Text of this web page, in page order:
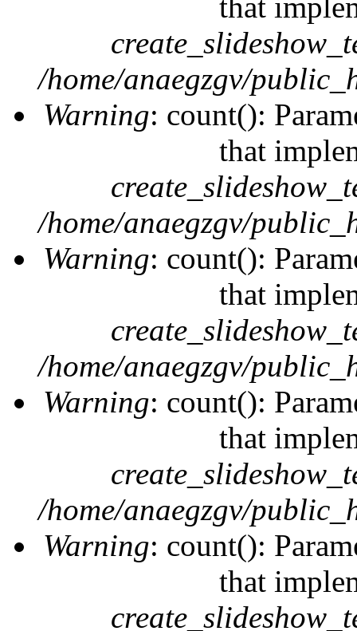
/home/anaegzgv/
Warning: count():
that
/home/anaegzgv/
Warning: count():
that
/home/anaegzgv/
Warning: count():
that
/home/anaegzgv/
Warning: count():
that